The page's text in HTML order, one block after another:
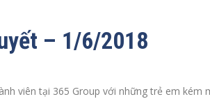
– 1/6/2018
viên tại 365 Group với những trẻ em kém